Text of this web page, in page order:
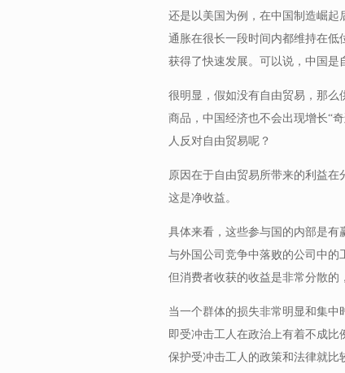
还是以美国为例，在中国制造崛起
通胀在很长一段时间内都维持在
获得了快速发展。可以说，中国是
很明显，假如没有自由贸易，那么
商品，中国经济也不会出现增长“
人反对自由贸易呢？
原因在于自由贸易所带来的利益
这是净收益。
具体来看，这些参与国的内部是
与外国公司竞争中落败的公司中的
但消费者收获的收益是非常分散的
当一个群体的损失非常明显和集中
即受冲击工人在政治上有着不成
保护受冲击工人的政策和法律就比